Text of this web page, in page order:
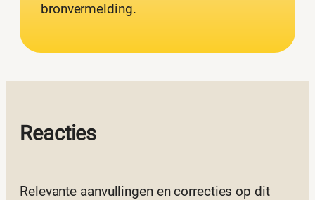
bronvermelding.
Reacties
Relevante aanvullingen en correcties op dit